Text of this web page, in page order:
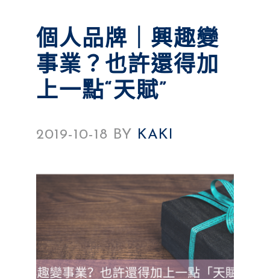
個人品牌｜興趣變
事業？也許還得加
上一點“天賦”
2019-10-18 BY KAKI